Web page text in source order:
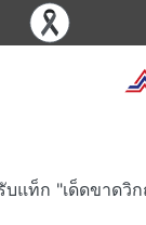
บแท็ก "เด็ดขาดวิ